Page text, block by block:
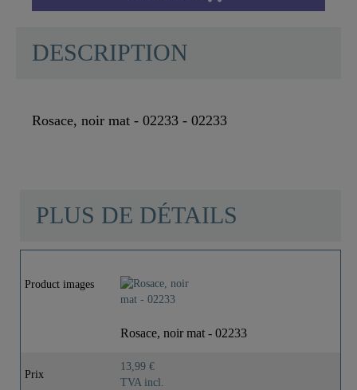
DESCRIPTION
Rosace, noir mat - 02233 - 02233
201
PLUS DE DÉTAILS
Product images
Rosace, noir mat - 02233
Prix
13,99 €
TVA incl.